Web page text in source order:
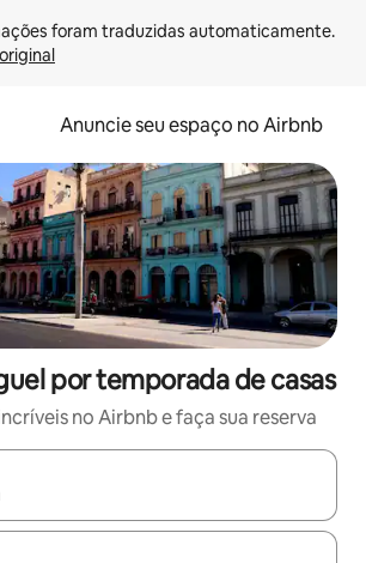
Anuncie seu espaço no Airbnb
por temporada de casas
no Airbnb e faça sua reserva
estiverem disponíveis, explore-os